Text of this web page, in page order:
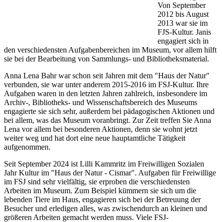
Von September
2012 bis August
2013 war sie im
FJS-Kultur. Janis
engagiert sich in
den verschiedensten Aufgabenbereichen im Museum, vor allem hilft
sie bei der Bearbeitung von Sammlungs- und Bibliotheksmaterial.
Anna Lena Bahr war schon seit Jahren mit dem "Haus der Natur"
verbunden, sie war unter anderem 2015-2016 im FSJ-Kultur. Ihre
Aufgaben waren in den letzten Jahren zahlreich, insbesondere im
Archiv-, Bibliotheks- und Wissenschaftsbereich des Museums
engagierte sie sich sehr, außerdem bei pädagogischen Aktionen und
bei allem, was das Museum voranbringt. Zur Zeit treffen Sie Anna
Lena vor allem bei besonderen Aktionen, denn sie wohnt jetzt
weiter weg und hat dort eine neue hauptamtliche Tätigkeit
aufgenommen.
Seit September 2024 ist Lilli Kammritz im Freiwilligen Sozialen
Jahr Kultur im "Haus der Natur - Cismar". Aufgaben für Freiwillige
im FSJ sind sehr vielfältig, sie erproben die verschiedensten
Arbeiten im Museum. Zum Beispiel kümmern sie sich um die
lebenden Tiere im Haus, engagieren sich bei der Betreuung der
Besucher und erledigen alles, was zwischendurch an kleinen und
größeren Arbeiten gemacht werden muss. Viele FSJ-